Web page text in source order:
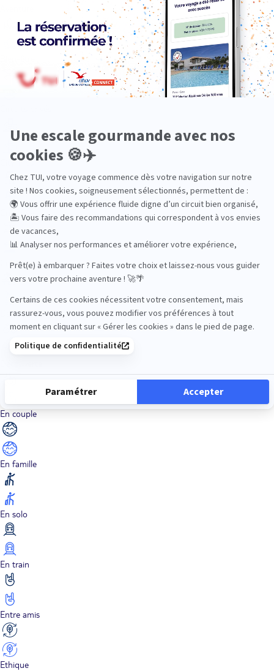
City Trips
Croisières
Culture
Dans les îles
En couple
En famille
En solo
En train
Entre amis
Ethique